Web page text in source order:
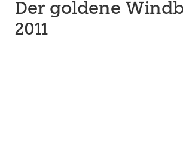
Der goldene
2011